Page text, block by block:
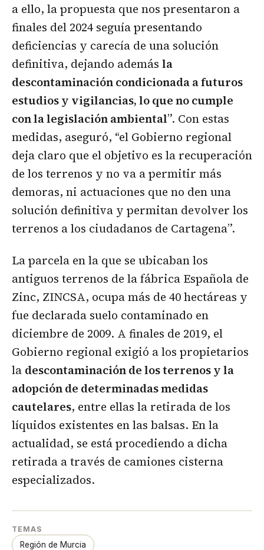
a ello, la propuesta que nos presentaron a
finales del 2024 seguía presentando
deficiencias y carecía de una solución
definitiva, dejando además la
descontaminación condicionada a futuros
estudios y vigilancias, lo que no cumple
con la legislación ambiental”. Con estas
medidas, aseguró, “el Gobierno regional
deja claro que el objetivo es la recuperación
de los terrenos y no va a permitir más
demoras, ni actuaciones que no den una
solución definitiva y permitan devolver los
terrenos a los ciudadanos de Cartagena”.
La parcela en la que se ubicaban los
antiguos terrenos de la fábrica Española de
Zinc, ZINCSA, ocupa más de 40 hectáreas y
fue declarada suelo contaminado en
diciembre de 2009. A finales de 2019, el
Gobierno regional exigió a los propietarios
la descontaminación de los terrenos y la
adopción de determinadas medidas
cautelares, entre ellas la retirada de los
líquidos existentes en las balsas. En la
actualidad, se está procediendo a dicha
retirada a través de camiones cisterna
especializados.
TEMAS
Región de Murcia